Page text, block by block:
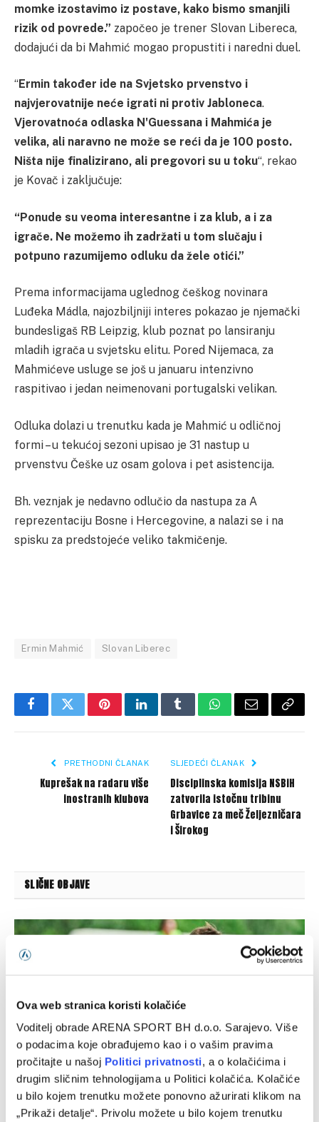
Ova web stranica koristi kolačiće
Voditelj obrade ARENA SPORT BH d.o.o. Sarajevo. Više
o podacima koje obrađujemo kao i o vašim pravima
pročitajte u našoj Politici privatnosti, a o kolačićima i
drugim sličnim tehnologijama u Politici kolačića. Kolačiće
u bilo kojem trenutku možete ponovno ažurirati klikom na
„Prikaži detalje“. Privolu možete u bilo kojem trenutku
momke izostavimo iz postave, kako bismo smanjili
rizik od povrede.” započeo je trener Slovan Libereca,
dodajući da bi Mahmić mogao propustiti i naredni duel.
“Ermin također ide na Svjetsko prvenstvo i
najvjerovatnije neće igrati ni protiv Jabloneca.
Vjerovatnoća odlaska N'Guessana i Mahmića je
velika, ali naravno ne može se reći da je 100 posto.
Ništa nije finalizirano, ali pregovori su u toku“, rekao
je Kovač i zaključuje:
“Ponude su veoma interesantne i za klub, a i za
igrače. Ne možemo ih zadržati u tom slučaju i
potpuno razumijemo odluku da žele otići.”
Prema informacijama uglednog češkog novinara
Luđeka Mádla, najozbiljniji interes pokazao je njemački
bundesligaš RB Leipzig, klub poznat po lansiranju
mladih igrača u svjetsku elitu. Pored Nijemaca, za
Mahmićeve usluge se još u januaru intenzivno
raspitivao i jedan neimenovani portugalski velikan.
Odluka dolazi u trenutku kada je Mahmić u odličnoj
formi – u tekućoj sezoni upisao je 31 nastup u
prvenstvu Češke uz osam golova i pet asistencija.
Bh. veznjak je nedavno odlučio da nastupa za A
reprezentaciju Bosne i Hercegovine, a nalazi se i na
spisku za predstojeće veliko takmičenje.
Ermin Mahmić Slovan Liberec
FacebookTwitterPinterestLinkedInTumblrWhatsApp
Email Copy
PRETHODNI ČLANAK
Kuprešak na radaru više
inostranih klubova
SLJEDEĆI ČLANAK
Disciplinska komisija NSBiH
zatvorila istočnu tribinu
Grbavice za meč Željezničara
i Širokog
SLIČNE OBJAVE
Nekadašnji fudbaler Sarajeva vratio se u domovinu